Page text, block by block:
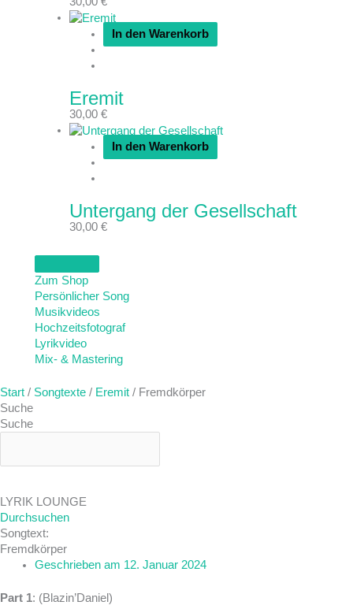
In den Warenkorb
Eremit
30,00 €
In den Warenkorb
Untergang der Gesellschaft
30,00 €
Zum Shop
Persönlicher Song
Musikvideos
Hochzeitsfotograf
Lyrikvideo
Mix- & Mastering
Start / Songtexte / Eremit / Fremdkörper
Suche
Suche
LYRIK LOUNGE
Durchsuchen
Songtext:
Fremdkörper
Geschrieben am 12. Januar 2024
Part 1: (Blazin’Daniel)